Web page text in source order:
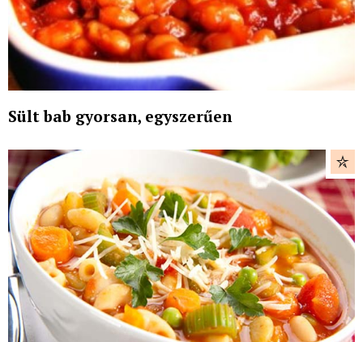
Sült bab gyorsan, egyszerűen